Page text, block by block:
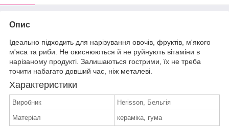
Опис
Ідеально підходить для нарізування овочів, фруктів, м'якого
м'яса та риби. Не окиснюються й не руйнують вітаміни в
нарізаному продукті. Залишаються гострими, їх не треба
точити набагато довший час, ніж металеві.
Характеристики
Виробник
Herisson, Бельгія
Матеріал
кераміка, гума